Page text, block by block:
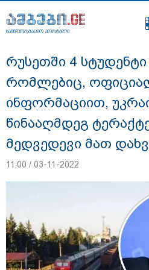
საინფორმაციო პორტალი
დაკავებულია 3 პირი,
არასრულწლოვანი -
კურიერზე ჯგუფურად
ინფორმაციას
საინფორმაციო პორტალი
რუსეთში 4 სტუდენტი
რომლებიც,
ინფორმაციით,
წინააღმდეგ
მედვედევი მათ
11:00 / 03-11-2022